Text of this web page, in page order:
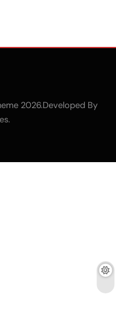
2026.Developed By
.